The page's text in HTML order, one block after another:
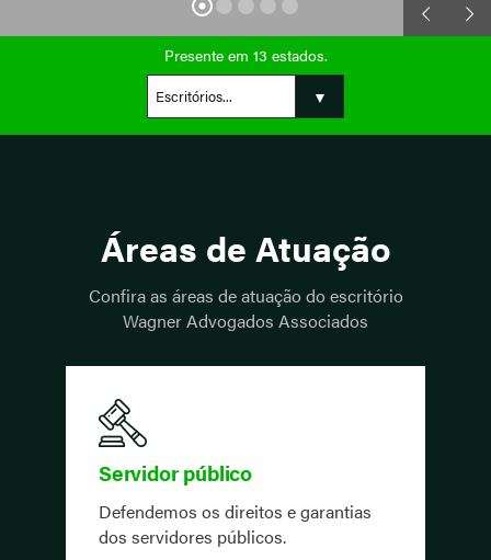
Presente em 13 estados.
Áreas de Atuação
Confira as áreas de atuação do escritório
Wagner Advogados Associados
Servidor público
Defendemos os direitos e garantias
dos servidores públicos.